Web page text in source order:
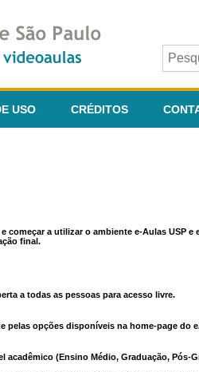
USO CRÉDITOS
a utilizar o ambiente e-Aulas USP e
final.
a todas as pessoas para acesso livre.
pelas opções disponíveis na home-page
(Ensino Médio, Graduação, Pós-